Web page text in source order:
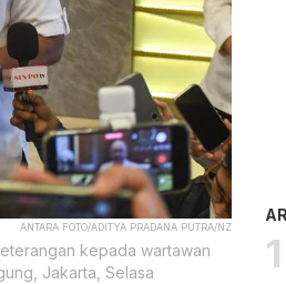
ANTARA FOTO/ADITYA PRADANA PUTRA/NZ
kepada wartawan
Jakarta, Selasa